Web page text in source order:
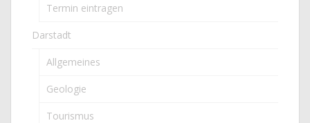
Termin eintragen
Darstadt
Allgemeines
Geologie
Tourismus